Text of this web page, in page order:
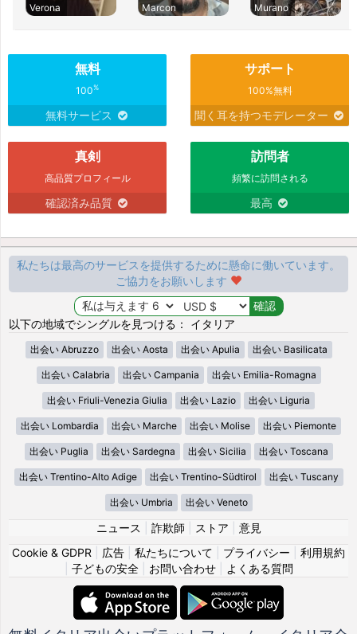
Verona
Marcon
Murano
無料
100%
無料サービス
サポート
100%無料
聞く耳を持つモデレーター
真剣
高品質プロフィール
確認済み品質
訪問者
頻繁に訪問される
最高
私たちは最高のサービスを提供するために懸命に働いています。
ご協力をお願いします
以下の地域でシングルを見つける： イタリア
出会い Abruzzo 出会い Aosta 出会い Apulia 出会い Basilicata
出会い Calabria 出会い Campania 出会い Emilia-Romagna
出会い Friuli-Venezia Giulia 出会い Lazio 出会い Liguria
出会い Lombardia 出会い Marche 出会い Molise 出会い Piemonte
出会い Puglia 出会い Sardegna 出会い Sicilia 出会い Toscana
出会い Trentino-Alto Adige 出会い Trentino-Südtirol 出会い Tuscany
出会い Umbria 出会い Veneto
ニュース 詐欺師 ストア
意見
Cookie & GDPR
広告 私たちについて プライバシー
利用規約
子どもの安全| お問い合わせ| よくある質問